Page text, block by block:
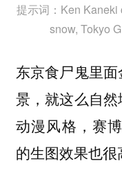
提示词：Ken Kaneki
snow, Tokyo
东京食尸鬼里
景，就这么自
动漫风格，赛
的生图效果也很